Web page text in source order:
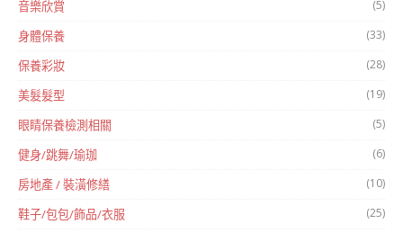
音樂欣賞 (5)
身體保養 (33)
保養彩妝 (28)
美髮髮型 (19)
眼睛保養檢測相關 (5)
健身/跳舞/瑜珈 (6)
房地產 / 裝潢修繕 (10)
鞋子/包包/飾品/衣服 (25)